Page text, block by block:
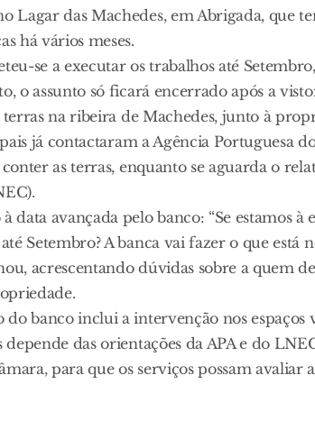
Lagar das Machedes, em Abrigada, que
há vários meses.
se a executar os trabalhos até
o assunto só ficará encerrado após a
na ribeira de Machedes, junto à
já contactaram a Agência Portuguesa
as terras, enquanto se aguarda o
data avançada pelo banco: “Se estamos à
Setembro? A banca vai fazer o que está
acrescentando dúvidas sobre a quem
banco inclui a intervenção nos espaços
das orientações da APA e do
para que os serviços possam avaliar a